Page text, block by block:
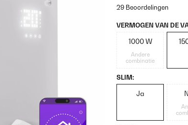
29 Beoordelingen
VERMOGEN VAN DE
1000 W
Andere
combinatie
SLIM:
Ja